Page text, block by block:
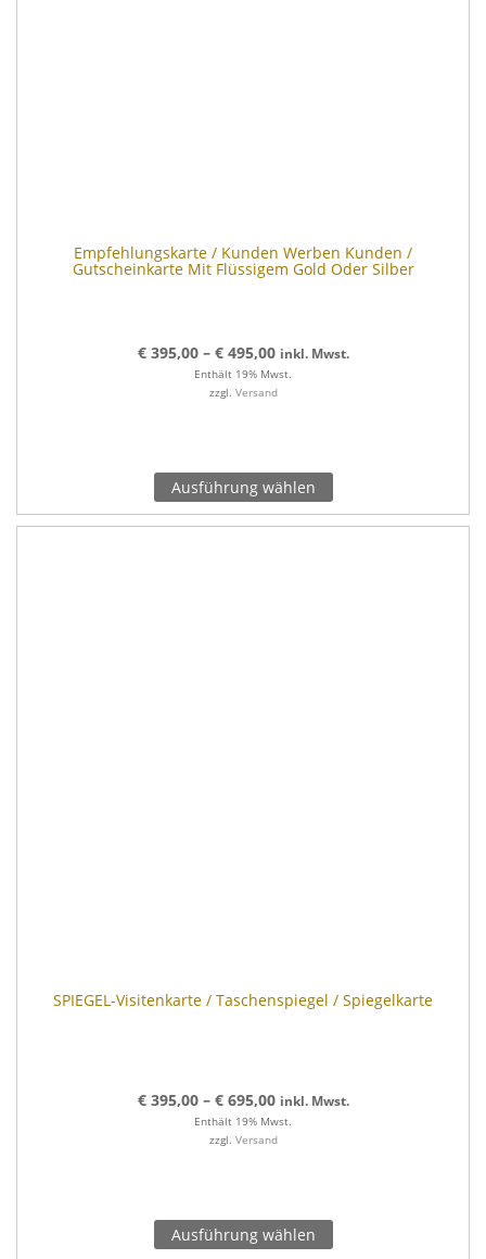
Empfehlungskarte / Kunden Werben Kunden /
Gutscheinkarte Mit Flüssigem Gold Oder Silber
€395,00 – €495,00 inkl. Mwst.
Enthält 19% Mwst.
zzgl. Versand
Ausführung wählen
SPIEGEL-Visitenkarte / Taschenspiegel / Spiegelkarte
€395,00 – €695,00 inkl. Mwst.
Enthält 19% Mwst.
zzgl. Versand
Ausführung wählen